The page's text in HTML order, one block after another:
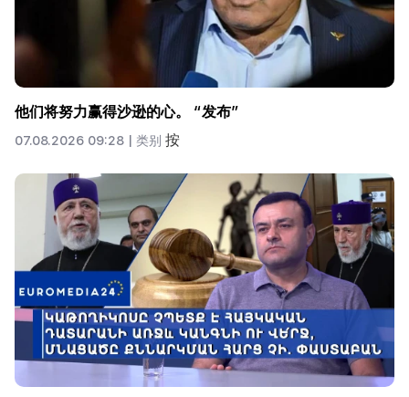
他们将努力赢得沙逊的心。 “发布”
07.08.2026 09:28 | 类别 按